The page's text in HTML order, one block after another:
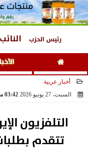
رئيس الحزب
أخبار عربية
السبت، 27 يونيو 2026
03:42 مـ
التلفزيون
تتقدم